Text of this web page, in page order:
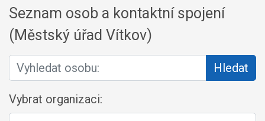
Seznam osob a kontaktní spojení
(Městský úřad Vítkov)
Vyhledat osobu: Hledat
Vybrat organizaci: